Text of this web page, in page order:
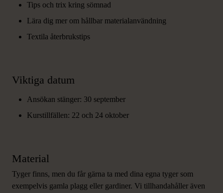
Tips och trix kring sömnad
Lära dig mer om hållbar materialanvändning
Textila återbrukstips
Viktiga datum
Ansökan stänger: 30 september
Kurstillfällen: 22 och 24 oktober
Material
Tyger finns, men du får gärna ta med dina egna tyger som
exempelvis gamla plagg eller gardiner. Vi tillhandahåller även